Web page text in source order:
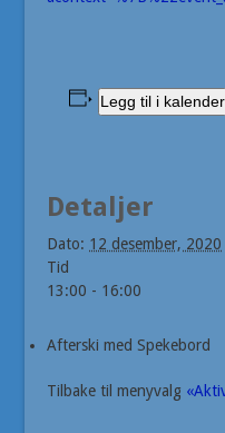
Legg til i kalender
Detaljer
Dato: 12 desember, 2020
Tid
13:00 - 16:00
Afterski med Spekebord
Tilbake til menyvalg